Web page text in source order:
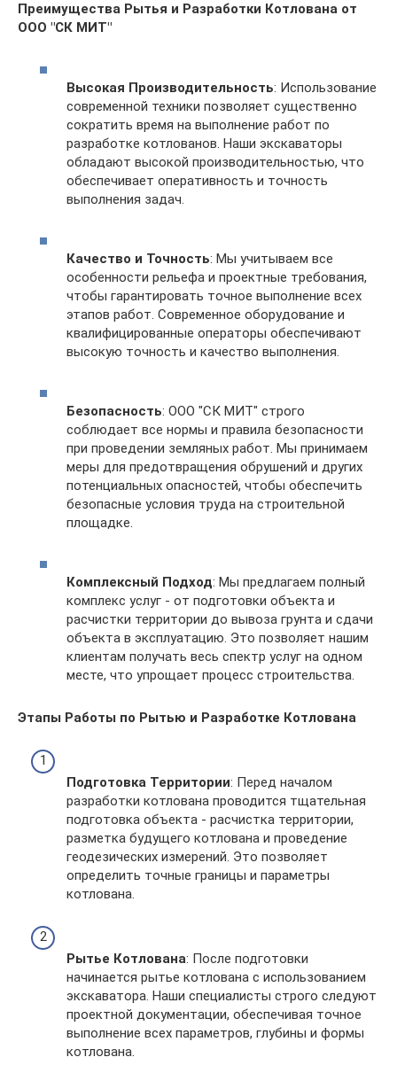
Преимущества Рытья и Разработки Котлована от
ООО "СК МИТ"
Высокая Производительность: Использование
современной техники позволяет существенно
сократить время на выполнение работ по
разработке котлованов. Наши экскаваторы
обладают высокой производительностью, что
обеспечивает оперативность и точность
выполнения задач.
Качество и Точность: Мы учитываем все
особенности рельефа и проектные требования,
чтобы гарантировать точное выполнение всех
этапов работ. Современное оборудование и
квалифицированные операторы обеспечивают
высокую точность и качество выполнения.
Безопасность: ООО "СК МИТ" строго
соблюдает все нормы и правила безопасности
при проведении земляных работ. Мы принимаем
меры для предотвращения обрушений и других
потенциальных опасностей, чтобы обеспечить
безопасные условия труда на строительной
площадке.
Комплексный Подход: Мы предлагаем полный
комплекс услуг - от подготовки объекта и
расчистки территории до вывоза грунта и сдачи
объекта в эксплуатацию. Это позволяет нашим
клиентам получать весь спектр услуг на одном
месте, что упрощает процесс строительства.
Этапы Работы по Рытью и Разработке Котлована
Подготовка Территории: Перед началом
разработки котлована проводится тщательная
подготовка объекта - расчистка территории,
разметка будущего котлована и проведение
геодезических измерений. Это позволяет
определить точные границы и параметры
котлована.
Рытье Котлована: После подготовки
начинается рытье котлована с использованием
экскаватора. Наши специалисты строго следуют
проектной документации, обеспечивая точное
выполнение всех параметров, глубины и формы
котлована.